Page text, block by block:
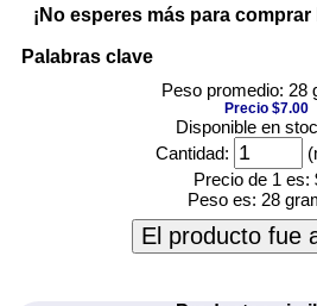
¡No esperes más para comprar
Palabras clave
Peso promedio: 28
Precio $7.00
Disponible en
Cantidad:
Precio de 1 es:
Peso es: 28
El producto fue